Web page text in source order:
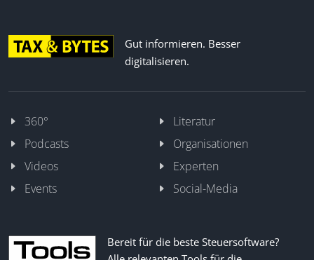
Gut informieren. Besser
digitalisieren.
360°
Literatur
Podcasts
Organisationen
Videos
Experten
Events
Social-Media
Bereit für die beste Steuersoftware?